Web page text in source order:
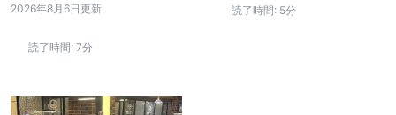
2026年8月6日更新
読了時間: 7分
読了時間: 5分